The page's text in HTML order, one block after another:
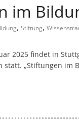
a
l
M
e
im
, Stiftung,
2025 findet in
statt. „Stiftungen im